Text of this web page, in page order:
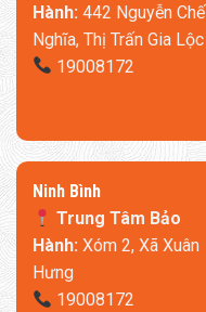
Hành: 442 Nguyễn Chế
Nghĩa, Thị Trấn Gia Lộc
19008172
Ninh Bình
Trung Tâm Bảo
Hành:Xóm 2, Xã Xuân
Hưng
19008172